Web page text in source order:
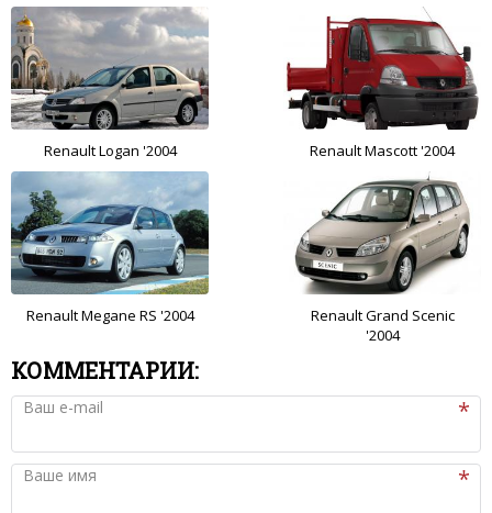
Renault Logan '2004 Renault Mascott '2004
Renault Megane RS '2004
Renault Grand Scenic
'2004
КОММЕНТАРИИ:
Ваш e-mail
Ваше имя